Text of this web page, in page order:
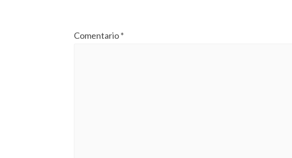
Comentario*